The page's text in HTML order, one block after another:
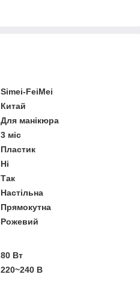
Simei-FeiMei
Китай
Для манікюра
3 міс
Пластик
Ні
Так
Настільна
Прямокутна
Рожевий
80 Вт
220~240 В